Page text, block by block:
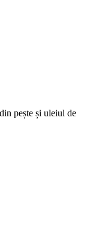
pește și uleiul de